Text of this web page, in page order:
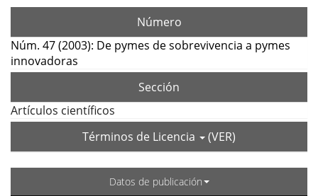
Número
Núm. 47 (2003): De pymes de sobrevivencia a pymes
innovadoras
Sección
Artículos científicos
Términos de Licencia
(VER)
Datos de publicación